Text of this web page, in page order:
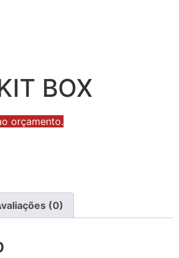
BOX
orçamento.
(0)